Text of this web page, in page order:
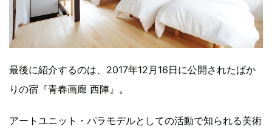
最後に紹介するのは、2017年12月16日に公開されたばか
りの宿『青春画廊 西陣』。
アートユニット・パラモデルとしての活動で知られる美術